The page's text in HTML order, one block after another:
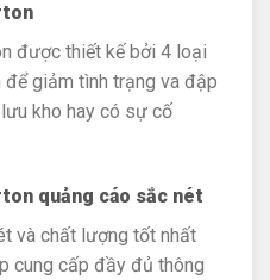
được thiết kế bởi 4 loại
để giảm tình trạng va đập
kho hay có sự cố
quảng cáo sắc nét
và chất lượng tốt nhất
cung cấp đầy đủ thông